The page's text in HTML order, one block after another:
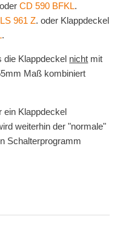
CD 590 BFKL.
LS 961 Z. oder Klappdeckel
.
die Klappdeckel nicht mit
Maß kombiniert
ein Klappdeckel
weiterhin der "normale"
Schalterprogramm